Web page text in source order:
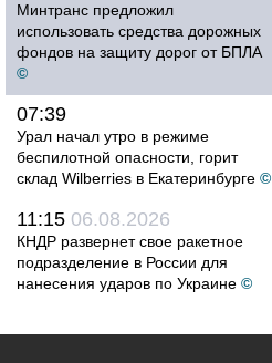
Минтранс предложил
использовать средства дорожных
фондов на защиту дорог от БПЛА
©
07:39
Урал начал утро в режиме
беспилотной опасности, горит
склад Wilberries в Екатеринбурге ©
11:15 06.08.2026
КНДР развернет свое ракетное
подразделение в России для
нанесения ударов по Украине ©